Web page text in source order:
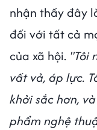
nhận thấy đây
đối với tất cả
của xã hội. "Tôi
vất vả, áp lực.
khởi sắc hơn,
phẩm nghệ